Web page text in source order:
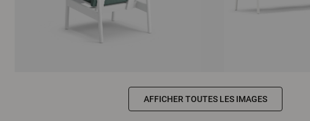
AFFICHER TOUTES LES IMAGES